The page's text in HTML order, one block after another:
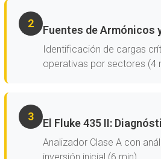
2
Fuentes de Armónicos
Identificación de cargas
operativas por sectores (4
3
El Fluke 435 II:
Analizador Clase A con